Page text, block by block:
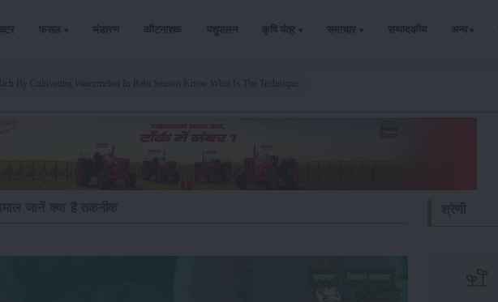
फसल भंडारण कीटनाशक पशुपालन कृषि यंत्र समाचार सम्पादकीय अन्य